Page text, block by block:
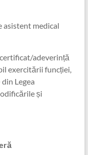
asistent medical
adeverință
exercitării funcției,
Legea
și